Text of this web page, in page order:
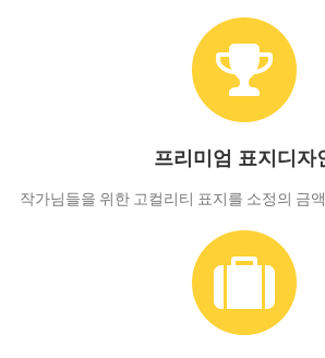
프리미엄 표지디자
작가님들을 위한 고컬리티 표지를 소정의 금